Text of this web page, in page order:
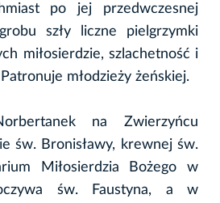
po jej przedwczesnej
szły liczne pielgrzymki
miłosierdzie, szlachetność i
młodzieży żeńskiej.
na Zwierzyńcu
św. Bronisławy, krewnej św.
Miłosierdzia Bożego w
św. Faustyna, a w